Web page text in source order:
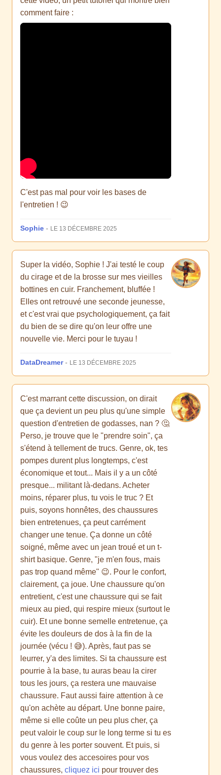
comment faire :
C'est pas mal pour voir les bases de
l'entretien ! 😉
Sophie - LE 13 DÉCEMBRE 2025
Super la vidéo, Sophie ! J'ai testé le coup
du cirage et de la brosse sur mes vieilles
bottines en cuir. Franchement, bluffée !
Elles ont retrouvé une seconde jeunesse,
et c'est vrai que psychologiquement, ça fait
du bien de se dire qu'on leur offre une
nouvelle vie. Merci pour le tuyau !
DataDreamer- LE 13 DÉCEMBRE 2025
C'est marrant cette discussion, on dirait
que ça devient un peu plus qu'une simple
question d'entretien de godasses, nan ? 🤔
Perso, je trouve que le "prendre soin", ça
s'étend à tellement de trucs. Genre, ok, tes
pompes durent plus longtemps, c'est
économique et tout... Mais il y a un côté
presque... militant là-dedans. Acheter
moins, réparer plus, tu vois le truc ? Et
puis, soyons honnêtes, des chaussures
bien entretenues, ça peut carrément
changer une tenue. Ça donne un côté
soigné, même avec un jean troué et un t-
shirt basique. Genre, "je m'en fous, mais
pas trop quand même" 😉. Pour le confort,
clairement, ça joue. Une chaussure qu'on
entretient, c'est une chaussure qui se fait
mieux au pied, qui respire mieux (surtout le
cuir). Et une bonne semelle entretenue, ça
évite les douleurs de dos à la fin de la
journée (vécu ! 😅). Après, faut pas se
leurrer, y'a des limites. Si ta chaussure est
pourrie à la base, tu auras beau la cirer
tous les jours, ça restera une mauvaise
chaussure. Faut aussi faire attention à ce
qu'on achète au départ. Une bonne paire,
même si elle coûte un peu plus cher, ça
peut valoir le coup sur le long terme si tu es
du genre à les porter souvent. Et puis, si
vous voulez des accesoires pour vos
chaussures, cliquez ici pour trouver des